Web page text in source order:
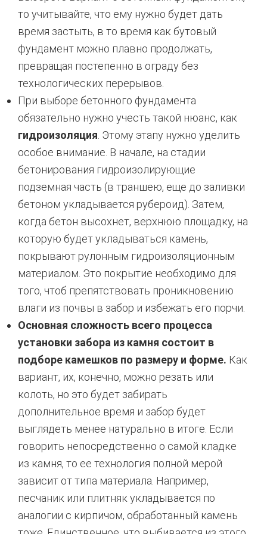
то учитывайте, что ему нужно будет дать
время застыть, в то время как бутовый
фундамент можно плавно продолжать,
превращая постепенно в ограду без
технологических перерывов.
При выборе бетонного фундамента
обязательно нужно учесть такой нюанс, как
гидроизоляция . Этому этапу нужно уделить
особое внимание. В начале, на стадии
бетонирования гидроизолирующие
подземная часть (в траншею, еще до заливки
бетоном укладывается рубероид). Затем,
когда бетон высохнет, верхнюю площадку, на
которую будет укладываться камень,
покрывают рулонным гидроизоляционным
материалом. Это покрытие необходимо для
того, чтоб препятствовать проникновению
влаги из почвы в забор и избежать его порчи.
Основная сложность всего процесса
установки забора из камня состоит в
подборе камешков по размеру и форме. Как
вариант, их, конечно, можно резать или
колоть, но это будет забирать
дополнительное время и забор будет
выглядеть менее натурально в итоге. Если
говорить непосредственно о самой кладке
из камня, то ее технология полной мерой
зависит от типа материала. Например,
песчаник или плитняк укладывается по
аналогии с кирпичом, обработанный камень